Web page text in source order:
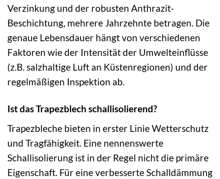
Verzinkung und der robusten Anthrazit-
Beschichtung, mehrere Jahrzehnte betragen. Die
genaue Lebensdauer hängt von verschiedenen
Faktoren wie der Intensität der Umwelteinflüsse
(z.B. salzhaltige Luft an Küstenregionen) und der
regelmäßigen Inspektion ab.
Ist das Trapezblech schallisolierend?
Trapezbleche bieten in erster Linie Wetterschutz
und Tragfähigkeit. Eine nennenswerte
Schallisolierung ist in der Regel nicht die primäre
Eigenschaft. Für eine verbesserte Schalldämmung